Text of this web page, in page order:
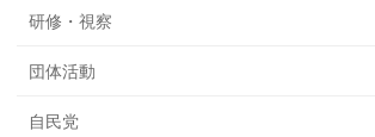
研修・視察
団体活動
自民党